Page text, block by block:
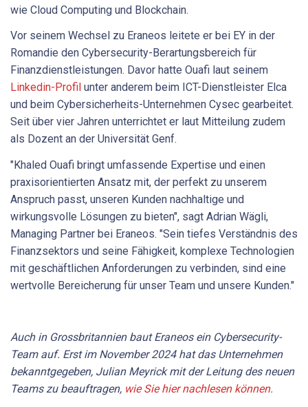
wie Cloud Computing und Blockchain.
Vor seinem Wechsel zu Eraneos leitete er bei EY in der
Romandie den Cybersecurity-Berartungsbereich für
Finanzdienstleistungen. Davor hatte Ouafi laut seinem
Linkedin-Profil unter anderem beim ICT-Dienstleister Elca
und beim Cybersicherheits-Unternehmen Cysec gearbeitet.
Seit über vier Jahren unterrichtet er laut Mitteilung zudem
als Dozent an der Universität Genf.
"Khaled Ouafi bringt umfassende Expertise und einen
praxisorientierten Ansatz mit, der perfekt zu unserem
Anspruch passt, unseren Kunden nachhaltige und
wirkungsvolle Lösungen zu bieten", sagt Adrian Wägli,
Managing Partner bei Eraneos. "Sein tiefes Verständnis des
Finanzsektors und seine Fähigkeit, komplexe Technologien
mit geschäftlichen Anforderungen zu verbinden, sind eine
wertvolle Bereicherung für unser Team und unsere Kunden."
Auch in Grossbritannien baut Eraneos ein Cybersecurity-
Team auf. Erst im November 2024 hat das Unternehmen
bekanntgegeben, Julian Meyrick mit der Leitung des neuen
Teams zu beauftragen, wie Sie hier nachlesen können.